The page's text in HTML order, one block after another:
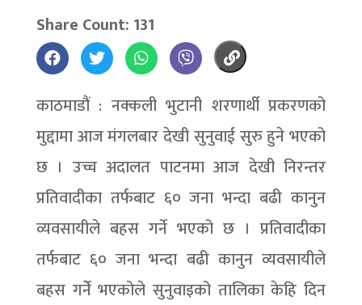
Share Count: 131
काठमाडौं : नक्कली भुटानी शरणार्थी प्रकरणको
मुद्दामा आज मंगलबार देखी सुनुवाई सुरु हुने भएको
छ । उच्च अदालत पाटनमा आज देखी निरन्तर
प्रतिवादीका तर्फबाट ६० जना भन्दा बढी कानुन
व्यवसायीले बहस गर्ने भएको छ । प्रतिवादीका
तर्फबाट ६० जना भन्दा बढी कानुन व्यवसायीले
बहस गर्नेे भएकोले सुनुवाइको तालिका केहि दिन